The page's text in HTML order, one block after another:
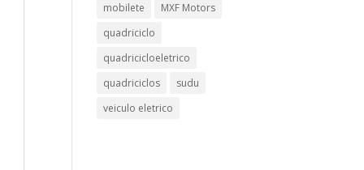
mobilete
MXF Motors
quadriciclo
quadricicloeletrico
quadriciclos
sudu
veiculo eletrico